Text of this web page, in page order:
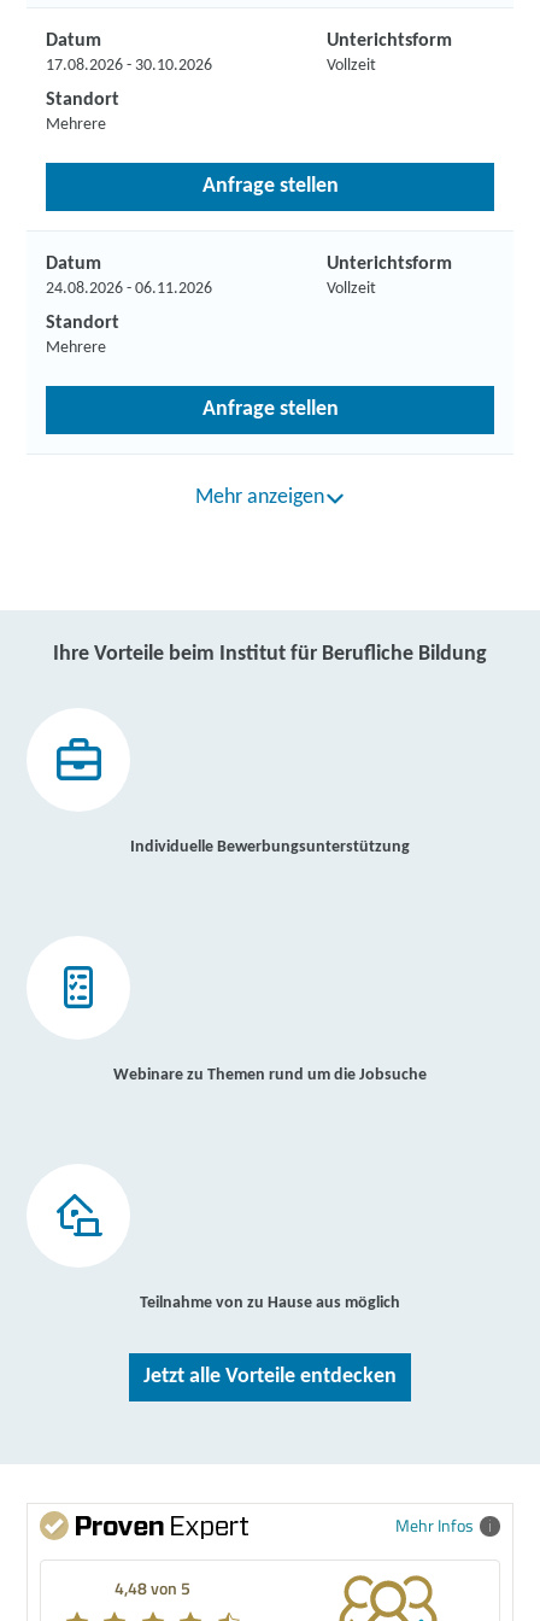
Datum
17.08.2026 - 30.10.2026
Unterichtsform
Vollzeit
Standort
Mehrere
Anfrage stellen
Datum
24.08.2026 - 06.11.2026
Unterichtsform
Vollzeit
Standort
Mehrere
Anfrage stellen
Mehr anzeigen
Ihre Vorteile beim Institut für Berufliche Bildung
Individuelle Bewerbungsunterstützung
Webinare zu Themen rund um die Jobsuche
Teilnahme von zu Hause aus möglich
Jetzt alle Vorteile entdecken
Mehr Infos
4,48 von 5